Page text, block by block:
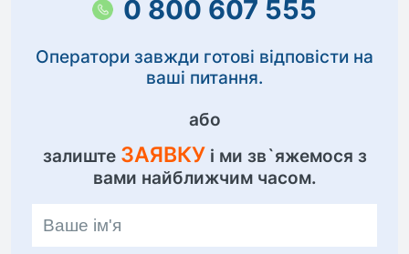
0 800 607 555
Оператори завжди готові відповісти на
ваші питання.
або
залиште ЗАЯВКУ і ми зв`яжемося з
вами найближчим часом.